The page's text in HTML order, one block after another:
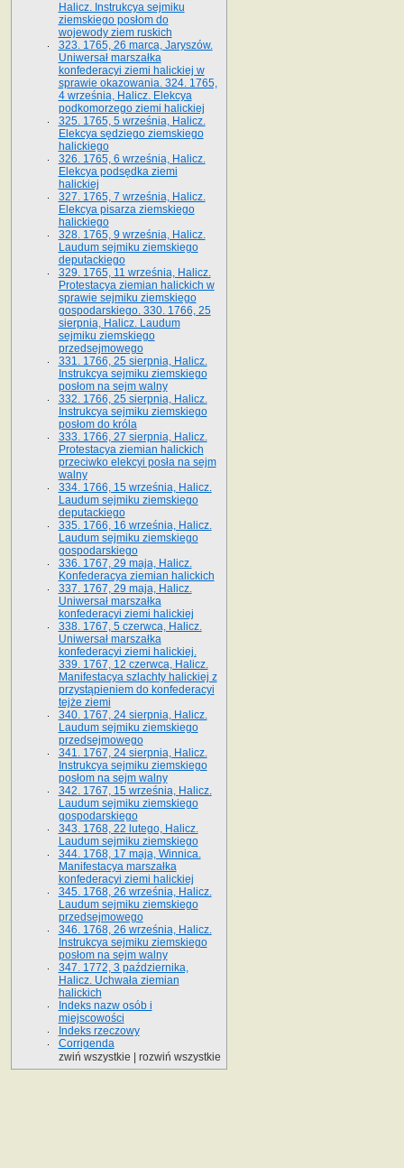
Halicz. Instrukcya sejmiku
ziemskiego posłom do
wojewody ziem ruskich
323. 1765, 26 marca, Jaryszów.
Uniwersał marszałka
konfederacyi ziemi halickiej w
sprawie okazowania. 324. 1765,
4 września, Halicz. Elekcya
podkomorzego ziemi halickiej
325. 1765, 5 września, Halicz.
Elekcya sędziego ziemskiego
halickiego
326. 1765, 6 września, Halicz.
Elekcya podsędka ziemi
halickiej
327. 1765, 7 września, Halicz.
Elekcya pisarza ziemskiego
halickiego
328. 1765, 9 września, Halicz.
Laudum sejmiku ziemskiego
deputackiego
329. 1765, 11 września, Halicz.
Protestacya ziemian halickich w
sprawie sejmiku ziemskiego
gospodarskiego. 330. 1766, 25
sierpnia, Halicz. Laudum
sejmiku ziemskiego
przedsejmowego
331. 1766, 25 sierpnia, Halicz.
Instrukcya sejmiku ziemskiego
posłom na sejm walny
332. 1766, 25 sierpnia, Halicz.
Instrukcya sejmiku ziemskiego
posłom do króla
333. 1766, 27 sierpnia, Halicz.
Protestacya ziemian halickich
przeciwko elekcyi posła na sejm
walny
334. 1766, 15 września, Halicz.
Laudum sejmiku ziemskiego
deputackiego
335. 1766, 16 września, Halicz.
Laudum sejmiku ziemskiego
gospodarskiego
336. 1767, 29 maja, Halicz.
Konfederacya ziemian halickich
337. 1767, 29 maja, Halicz.
Uniwersał marszałka
konfederacyi ziemi halickiej
338. 1767, 5 czerwca, Halicz.
Uniwersał marszałka
konfederacyi ziemi halickiej.
339. 1767, 12 czerwca, Halicz.
Manifestacya szlachty halickiej z
przystąpieniem do konfederacyi
tejże ziemi
340. 1767, 24 sierpnia, Halicz.
Laudum sejmiku ziemskiego
przedsejmowego
341. 1767, 24 sierpnia, Halicz.
Instrukcya sejmiku ziemskiego
posłom na sejm walny
342. 1767, 15 września, Halicz.
Laudum sejmiku ziemskiego
gospodarskiego
343. 1768, 22 lutego, Halicz.
Laudum sejmiku ziemskiego
344. 1768, 17 maja, Winnica.
Manifestacya marszałka
konfederacyi ziemi halickiej
345. 1768, 26 września, Halicz.
Laudum sejmiku ziemskiego
przedsejmowego
346. 1768, 26 września, Halicz.
Instrukcya sejmiku ziemskiego
posłom na sejm walny
347. 1772, 3 października,
Halicz. Uchwała ziemian
halickich
Indeks nazw osób i
miejscowości
Indeks rzeczowy
Corrigenda
zwiń wszystkie
rozwiń wszystkie